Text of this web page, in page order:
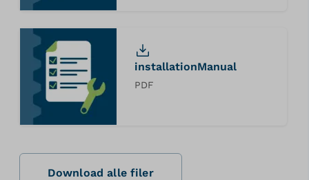
installationManual
PDF
Download alle filer